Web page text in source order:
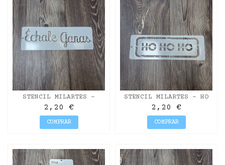
STENCIL MILARTES -
ÉCHALE GANAS
2,20 €
COMPRAR
STENCIL MILARTES - HO
HO HO
2,20 €
COMPRAR